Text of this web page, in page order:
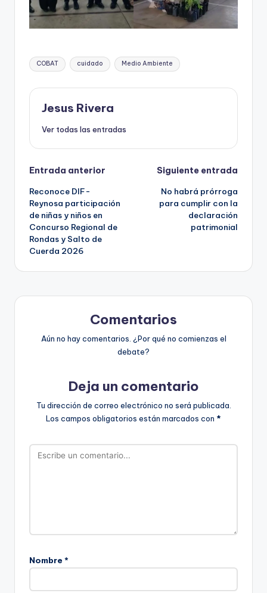
Etiquetas:
COBAT cuidado Medio Ambiente
Jesus Rivera
Ver todas las entradas
Navegación
de
entradas
Entrada anterior
Reconoce DIF-
Reynosa participación
de niñas y niños en
Concurso Regional de
Rondas y Salto de
Cuerda 2026
Siguiente entrada
No habrá prórroga
para cumplir con la
declaración
patrimonial
Comentarios
Aún no hay comentarios. ¿Por qué no comienzas el
debate?
Deja un comentario
Tu dirección de correo electrónico no será publicada.
Los campos obligatorios están marcados con *
Nombre *